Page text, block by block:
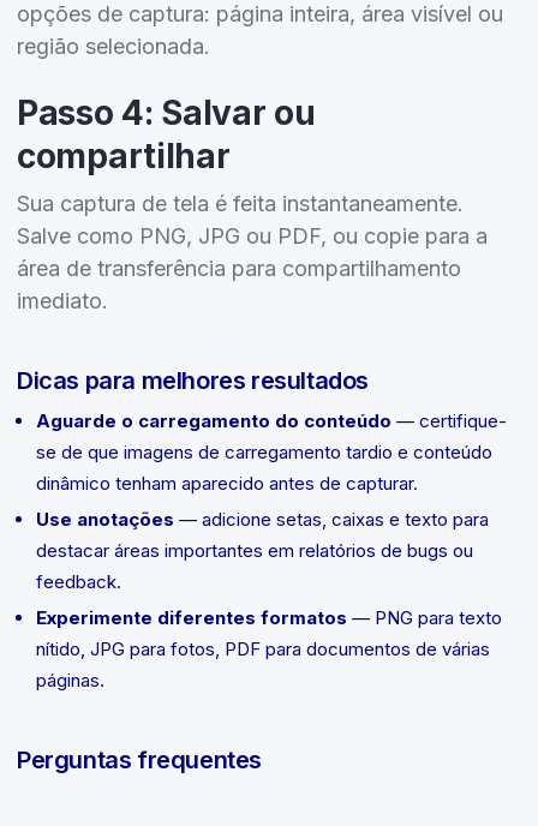
opções de captura: página inteira, área visível ou
região selecionada.
Passo 4: Salvar ou
compartilhar
Sua captura de tela é feita instantaneamente.
Salve como PNG, JPG ou PDF, ou copie para a
área de transferência para compartilhamento
imediato.
Dicas para melhores resultados
Aguarde o carregamento do conteúdo — certifique-
se de que imagens de carregamento tardio e conteúdo
dinâmico tenham aparecido antes de capturar.
Use anotações — adicione setas, caixas e texto para
destacar áreas importantes em relatórios de bugs ou
feedback.
Experimente diferentes formatos — PNG para texto
nítido, JPG para fotos, PDF para documentos de várias
páginas.
Perguntas frequentes